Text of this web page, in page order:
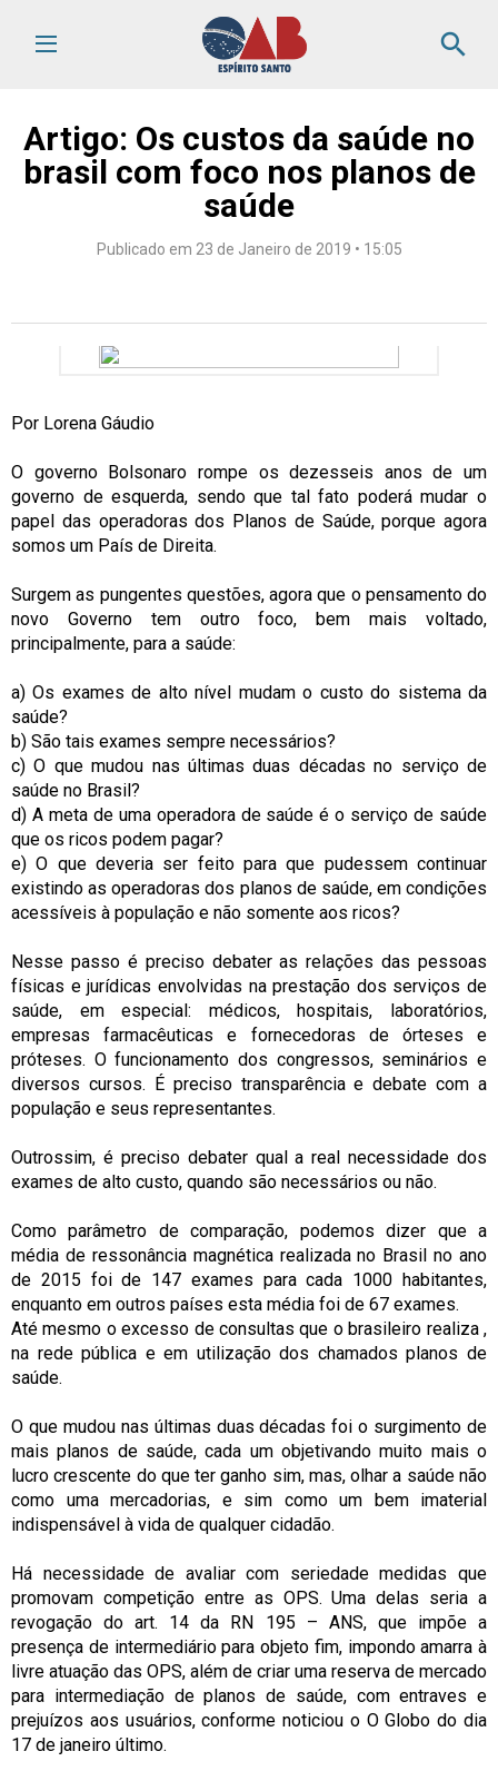
search
Artigo: Os custos da saúde no
brasil com foco nos planos de
saúde
Publicado em 23 de Janeiro de 2019 • 15:05
Por Lorena Gáudio
O governo Bolsonaro rompe os dezesseis anos de um
governo de esquerda, sendo que tal fato poderá mudar o
papel das operadoras dos Planos de Saúde, porque agora
somos um País de Direita.
Surgem as pungentes questões, agora que o pensamento do
novo Governo tem outro foco, bem mais voltado,
principalmente, para a saúde:
a) Os exames de alto nível mudam o custo do sistema da
saúde?
b) São tais exames sempre necessários?
c) O que mudou nas últimas duas décadas no serviço de
saúde no Brasil?
d) A meta de uma operadora de saúde é o serviço de saúde
que os ricos podem pagar?
e) O que deveria ser feito para que pudessem continuar
existindo as operadoras dos planos de saúde, em condições
acessíveis à população e não somente aos ricos?
Nesse passo é preciso debater as relações das pessoas
físicas e jurídicas envolvidas na prestação dos serviços de
saúde, em especial: médicos, hospitais, laboratórios,
empresas farmacêuticas e fornecedoras de órteses e
próteses. O funcionamento dos congressos, seminários e
diversos cursos. É preciso transparência e debate com a
população e seus representantes.
Outrossim, é preciso debater qual a real necessidade dos
exames de alto custo, quando são necessários ou não.
Como parâmetro de comparação, podemos dizer que a
média de ressonância magnética realizada no Brasil no ano
de 2015 foi de 147 exames para cada 1000 habitantes,
enquanto em outros países esta média foi de 67 exames.
Até mesmo o excesso de consultas que o brasileiro realiza ,
na rede pública e em utilização dos chamados planos de
saúde.
O que mudou nas últimas duas décadas foi o surgimento de
mais planos de saúde, cada um objetivando muito mais o
lucro crescente do que ter ganho sim, mas, olhar a saúde não
como uma mercadorias, e sim como um bem imaterial
indispensável à vida de qualquer cidadão.
Há necessidade de avaliar com seriedade medidas que
promovam competição entre as OPS. Uma delas seria a
revogação do art. 14 da RN 195 – ANS, que impõe a
presença de intermediário para objeto fim, impondo amarra à
livre atuação das OPS, além de criar uma reserva de mercado
para intermediação de planos de saúde, com entraves e
prejuízos aos usuários, conforme noticiou o O Globo do dia
17 de janeiro último.